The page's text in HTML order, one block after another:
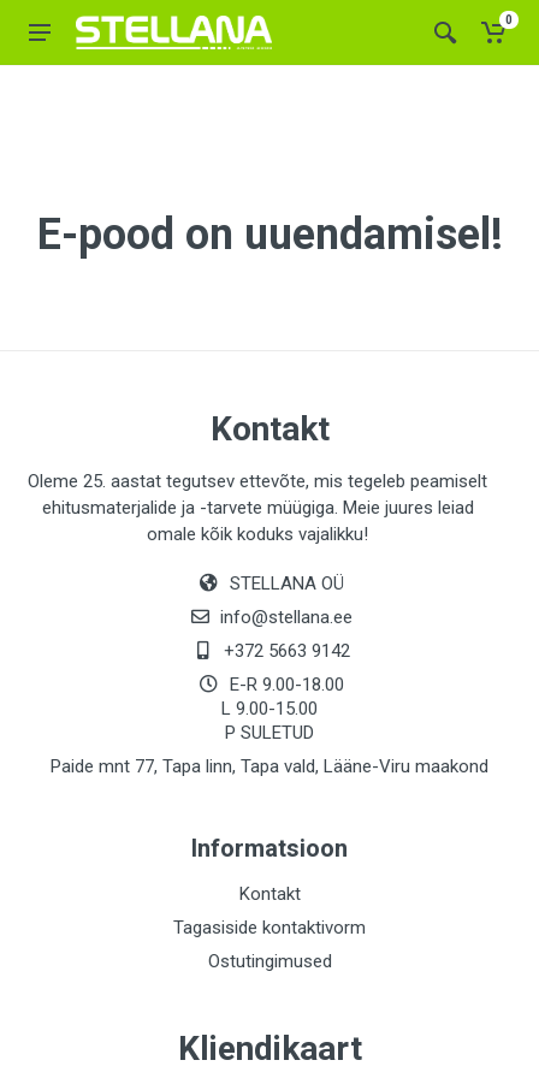
0
E-pood on uuendamisel!
Kontakt
Oleme 25. aastat tegutsev ettevõte, mis tegeleb peamiselt
ehitusmaterjalide ja -tarvete müügiga. Meie juures leiad
omale kõik koduks vajalikku!
STELLANA OÜ
info@stellana.ee
+372 5663 9142
E-R 9.00-18.00
L 9.00-15.00
P SULETUD
Paide mnt 77, Tapa linn, Tapa vald, Lääne-Viru maakond
Informatsioon
Kontakt
Tagasiside kontaktivorm
Ostutingimused
Kliendikaart